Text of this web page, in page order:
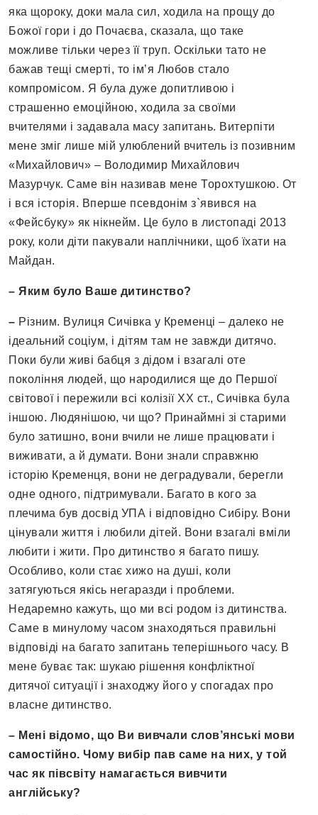
яка щороку, доки мала сил, ходила на прощу до
Божої гори і до Почаєва, сказала, що таке
можливе тільки через її труп. Оскільки тато не
бажав тещі смерті, то ім’я Любов стало
компромісом. Я була дуже допитливою і
страшенно емоційною, ходила за своїми
вчителями і задавала масу запитань. Витерпіти
мене зміг лише мій улюблений вчитель із позивним
«Михайлович» – Володимир Михайлович
Мазурчук. Саме він називав мене Торохтушкою. От
і вся історія. Вперше псевдонім з`явився на
«Фейсбуку» як нікнейм. Це було в листопаді 2013
року, коли діти пакували наплічники, щоб їхати на
Майдан.
– Яким було Ваше дитинство?
– Різним. Вулиця Сичівка у Кременці – далеко не
ідеальний соціум, і дітям там не завжди дитячо.
Поки були живі бабця з дідом і взагалі оте
покоління людей, що народилися ще до Першої
світової і пережили всі колізії ХХ ст., Сичівка була
іншою. Людянішою, чи що? Принаймні зі старими
було затишно, вони вчили не лише працювати і
виживати, а й думати. Вони знали справжню
історію Кременця, вони не деградували, берегли
одне одного, підтримували. Багато в кого за
плечима був досвід УПА і відповідно Сибіру. Вони
цінували життя і любили дітей. Вони взагалі вміли
любити і жити. Про дитинство я багато пишу.
Особливо, коли стає хижо на душі, коли
затягуються якісь негаразди і проблеми.
Недаремно кажуть, що ми всі родом із дитинства.
Саме в минулому часом знаходяться правильні
відповіді на багато запитань теперішнього часу. В
мене буває так: шукаю рішення конфліктної
дитячої ситуації і знаходжу його у спогадах про
власне дитинство.
– Мені відомо, що Ви вивчали слов’янські мови
самостійно. Чому вибір пав саме на них, у той
час як півсвіту намагається вивчити
англійську?